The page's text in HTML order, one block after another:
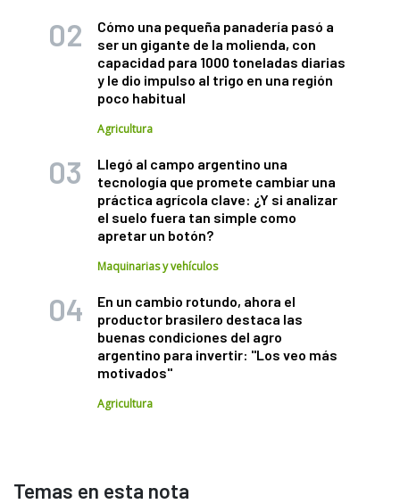
Cómo una pequeña panadería pasó a
ser un gigante de la molienda, con
capacidad para 1000 toneladas diarias
y le dio impulso al trigo en una región
poco habitual
Agricultura
Llegó al campo argentino una
tecnología que promete cambiar una
práctica agrícola clave: ¿Y si analizar
el suelo fuera tan simple como
apretar un botón?
Maquinarias y vehículos
En un cambio rotundo, ahora el
productor brasilero destaca las
buenas condiciones del agro
argentino para invertir: "Los veo más
motivados"
Agricultura
Temas en esta nota